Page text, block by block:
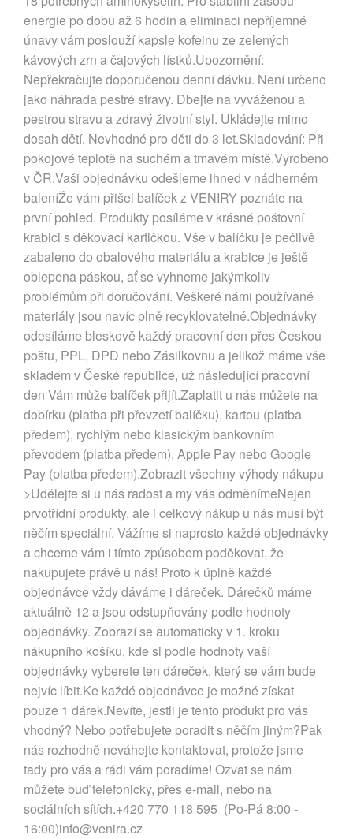
energie po dobu až 6 hodin a eliminaci nepříjemné
únavy vám poslouží kapsle kofeinu ze zelených
kávových zrn a čajových lístků.Upozornění:
Nepřekračujte doporučenou denní dávku. Není určeno
jako náhrada pestré stravy. Dbejte na vyváženou a
pestrou stravu a zdravý životní styl. Ukládejte mimo
dosah dětí. Nevhodné pro děti do 3 let.Skladování: Při
pokojové teplotě na suchém a tmavém místě.Vyrobeno
v ČR.Vaši objednávku odešleme ihned v nádherném
baleníŽe vám přišel balíček z VENIRY poznáte na
první pohled. Produkty posíláme v krásné poštovní
krabici s děkovací kartičkou. Vše v balíčku je pečlivě
zabaleno do obalového materiálu a krabice je ještě
oblepena páskou, ať se vyhneme jakýmkoliv
problémům při doručování. Veškeré námi používané
materiály jsou navíc plně recyklovatelné.Objednávky
odesíláme bleskově každý pracovní den přes Českou
poštu, PPL, DPD nebo Zásilkovnu a jelikož máme vše
skladem v České republice, už následující pracovní
den Vám může balíček přijít.Zaplatit u nás můžete na
dobírku (platba při převzetí balíčku), kartou (platba
předem), rychlým nebo klasickým bankovním
převodem (platba předem), Apple Pay nebo Google
Pay (platba předem).Zobrazit všechny výhody nákupu
>Udělejte si u nás radost a my vás odměnímeNejen
prvotřídní produkty, ale i celkový nákup u nás musí být
něčím speciální. Vážíme si naprosto každé objednávky
a chceme vám i tímto způsobem poděkovat, že
nakupujete právě u nás! Proto k úplně každé
objednávce vždy dáváme i dáreček. Dárečků máme
aktuálně 12 a jsou odstupňovány podle hodnoty
objednávky. Zobrazí se automaticky v 1. kroku
nákupního košíku, kde si podle hodnoty vaší
objednávky vyberete ten dáreček, který se vám bude
nejvíc líbit.Ke každé objednávce je možné získat
pouze 1 dárek.Nevíte, jestli je tento produkt pro vás
vhodný? Nebo potřebujete poradit s něčím jiným?Pak
nás rozhodně neváhejte kontaktovat, protože jsme
tady pro vás a rádi vám poradíme! Ozvat se nám
můžete buď telefonicky, přes e-mail, nebo na
sociálních sítích.+420 770 118 595 (Po-Pá 8:00 -
16:00)info@venira.cz